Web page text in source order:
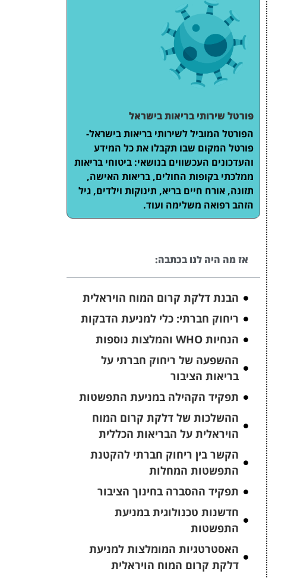
פורטל שירותי בריאות בישראל
הפורטל המוביל לשירותי בריאות בישראל-
פורטל המקום שבו תקבלו את כל המידע
והעדכונים העכשווים בנושאי: ביטוחי בריאות
ממלכתי בקופות החולים, בריאות האישה,
תזונה, אורח חיים בריא, תינוקות וילדים, גיל
הזהב רפואה משלימה ועוד.
אז מה היה לנו בכתבה:
הבנת דלקת קרום המוח הויראלית
ריחוק חברתי: כלי למניעת הדבקות
הנחיות WHO והמלצות נוספות
ההשפעה של ריחוק חברתי על
בריאות הציבור
תפקיד הקהילה במניעת התפשטות
ההשלכות של דלקת קרום המוח
הויראלית על הבריאות הכללית
הקשר בין ריחוק חברתי להקטנת
התפשטות המחלות
תפקיד ההסברה בחינוך הציבור
חדשנות טכנולוגית במניעת
התפשטות
האסטרטגיות המומלצות למניעת
דלקת קרום המוח הויראלית